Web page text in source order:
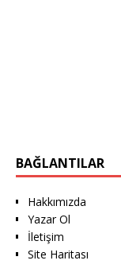
BAĞLANTILAR
Hakkımızda
Yazar Ol
İletişim
Site Haritası